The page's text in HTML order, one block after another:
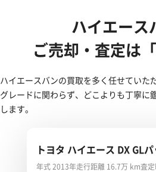
ハイエース
ご売却・査定は
ハイエースバンの買取を多く任せていた
グレードに関わらず、どこよりも丁寧に
します。
トヨタ ハイエース DX GL
年式 2013年走行距離 16.7万 km査